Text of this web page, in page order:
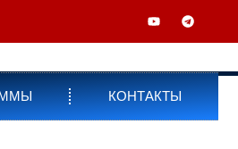
КОНТАКТЫ